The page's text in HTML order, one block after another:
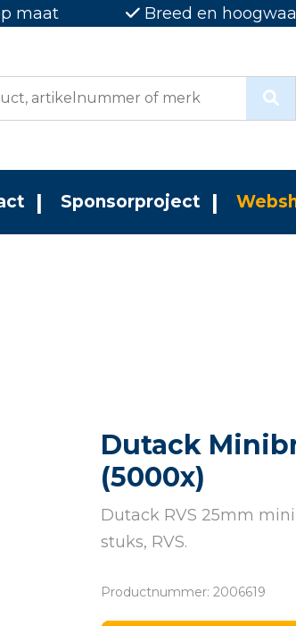
maat Breed en
Sponsorproject
Dutack
(5000x)
Dutack RVS 25mm
stuks, RVS.
Productnummer: 2006619